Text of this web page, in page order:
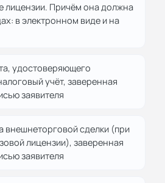
лицензии. Причём она должна
в электронном виде и на
удостоверяющего
учёт, заверенная
заявителя
внешнеторговой сделки (при
лицензии), заверенная
заявителя